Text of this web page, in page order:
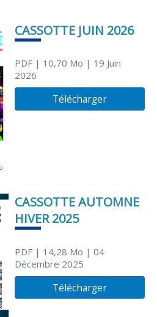
CASSOTTE JUIN 2026
PDF| 10,70 Mo | 19 Juin
2026
Télécharger
CASSOTTE AUTOMNE
HIVER 2025
PDF| 14,28 Mo | 04
Décembre 2025
Télécharger